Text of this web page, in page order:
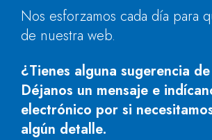
Nos esforzamos cada día para
de nuestra web.
¿Tienes alguna sugerencia
Déjanos un mensaje e
electrónico por si
algún detalle.